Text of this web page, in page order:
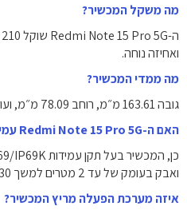
מה משקל המכשיר?
ואחיזה נוחה.
מה ממדי המכשיר?
גובה ‎163.61‎ מ״מ, רוחב ‎78.09‎ מ״מ, ועובי ‎7.96‎ מ״מ – עיצוב דק ואיכותי.
האם ה-Redmi Note 15 Pro 5G עמיד במים?
ואבק בעומק של עד 2 מטרים למשך 30 דקות.
איזה מערכת הפעלה מריץ המכשיר?